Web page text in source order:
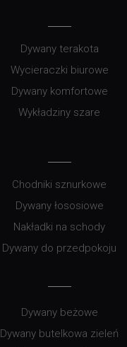
Dywany terakota
Wycieraczki biurowe
Dywany komfortowe
Wykładziny szare
Chodniki sznurkowe
Dywany łososiowe
Nakładki na schody
Dywany do przedpokoju
Dywany beżowe
Dywany butelkowa zieleń